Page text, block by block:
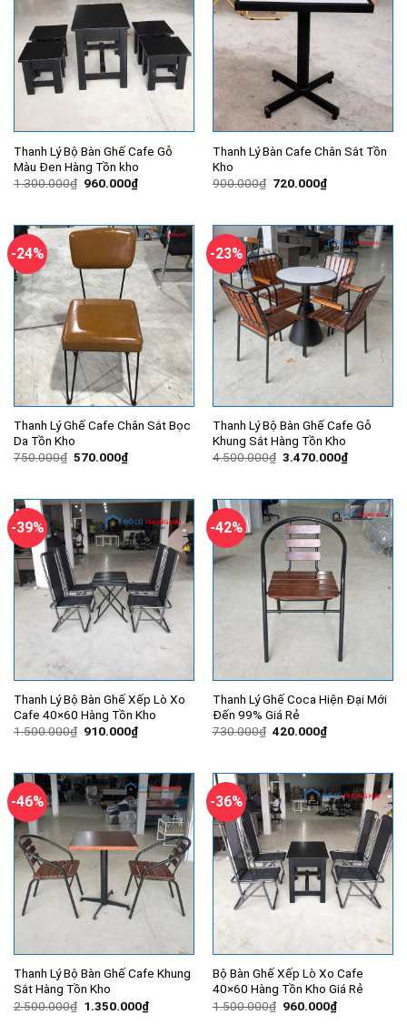
Thanh Lý Bộ Bàn Ghế Cafe Gỗ
Màu Đen Hàng Tồn kho
1.300.000₫ Giá
960.000₫Giá
hiện
960.000₫.
Thanh Lý Bàn Cafe Chân Sắt Tồn
Kho
900.000₫ Giá
720.000₫Giá
hiện
720.000₫.
-24%
Thanh Lý Ghế Cafe Chân Sắt Bọc
Da Tồn Kho
750.000₫ Giá
570.000₫Giá
hiện
570.000₫.
-23%
Thanh Lý Bộ Bàn Ghế Cafe Gỗ
Khung Sắt Hàng Tồn Kho
4.500.000₫ Giá
3.470.000₫Giá
hiện
-39%
Thanh Lý Bộ Bàn Ghế Xếp Lò Xo
Cafe 40×60 Hàng Tồn Kho
1.500.000₫ Giá
910.000₫Giá
hiện
910.000₫.
-42%
Thanh Lý Ghế Coca Hiện Đại Mới
Đến 99% Giá Rẻ
730.000₫ Giá
420.000₫Giá
hiện
420.000₫.
-46%
Thanh Lý Bộ Bàn Ghế Cafe Khung
Sắt Hàng Tồn Kho
2.500.000₫ Giá
1.350.000₫Giá
hiện
-36%
Bộ Bàn Ghế Xếp Lò Xo Cafe
40×60 Hàng Tồn Kho Giá Rẻ
1.500.000₫ Giá
960.000₫Giá
hiện